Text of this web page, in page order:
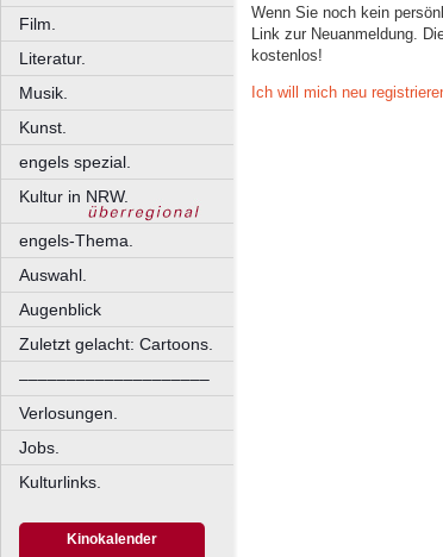
Film.
Literatur.
Musik.
Kunst.
engels spezial.
Kultur in NRW.
engels-Thema.
Auswahl.
Augenblick
Zuletzt gelacht: Cartoons.
––––––––––––––––––––
Verlosungen.
Jobs.
Kulturlinks.
Kinokalender
Wenn Sie noch kein
Link zur Neuanmeldung.
kostenlos!
Ich will mich neu